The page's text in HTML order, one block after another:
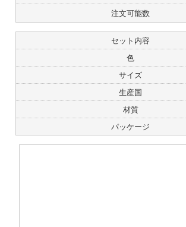
注文可能数
セット内容
色
サイズ
生産国
材質
パッケージ